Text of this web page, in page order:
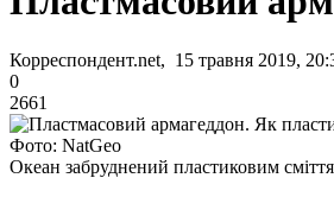
Корреспондент.net, 15 травня 2019,
0
2661
Фото: NatGeo
Океан забруднений пластиковим